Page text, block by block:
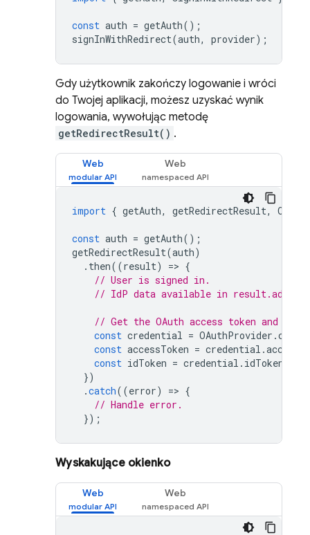
const auth = getAuth();
signInWithRedirect(auth, provider);
Gdy użytkownik zakończy logowanie i wróci
do Twojej aplikacji, możesz uzyskać wynik
logowania, wywołując metodę
getRedirectResult() .
Web Web
import { getAuth, getRedirectResult,
const auth = getAuth();
getRedirectResult(auth)
. then((result) => {
// User is signed in.
// IdP data available in
// Get the OAuth access token and ID
const credential = OAuthProvider .
const accessToken = credential .
const idToken = credential . idToken
})
.catch((error) => {
// Handle error.
});
Wyskakujące okienko
Web Web